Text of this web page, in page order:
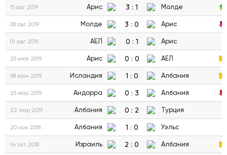
15 авг 2019 Арис 3 : 1 Молде
08 авг 2019 Молде 3 : 0 Арис
01 авг 2019 АЕЛ 0 : 1 Арис
25 июл 2019 Арис 0 : 0 АЕЛ
08 июн 2019 Исландия 1 : 0 Албания
25 мар 2019 Андорра 0 : 3 Албания
22 мар 2019 Албания 0 : 2 Турция
20 ноя 2018 Албания 1 : 0 Уэльс
14 окт 2018 Израиль 2 : 0 Албания